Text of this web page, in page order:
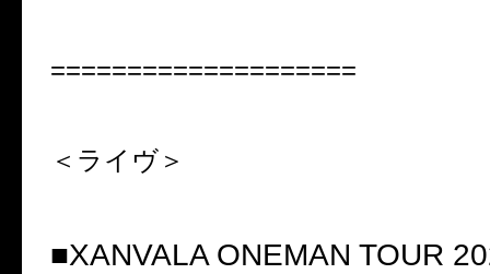
====================
＜ライヴ＞
■XANVALA ONEMAN TOUR